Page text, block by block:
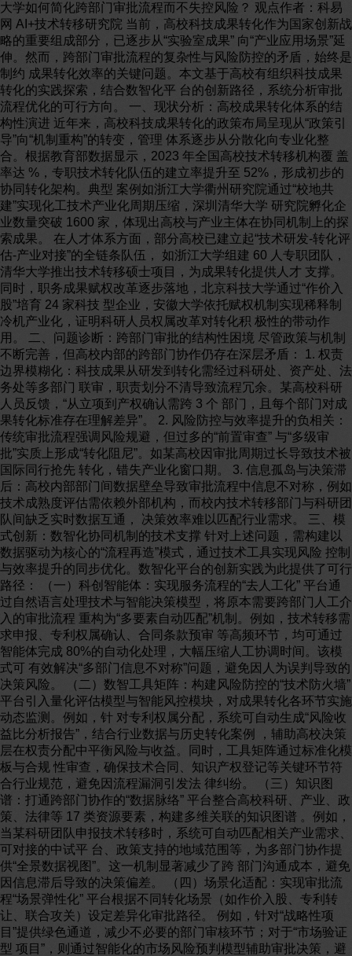
大学如何简化跨部门审批流程而不失控风险？ 观点作者：科易
网 AI+技术转移研究院 当前，高校科技成果转化作为国家创新战
略的重要组成部分，已逐步从“实验室成果” 向“产业应用场景”延
伸。然而，跨部门审批流程的复杂性与风险防控的矛盾，始终是
制约 成果转化效率的关键问题。本文基于高校有组织科技成果
转化的实践探索，结合数智化平 台的创新路径，系统分析审批
流程优化的可行方向。 一、现状分析：高校成果转化体系的结
构性演进 近年来，高校科技成果转化的政策布局呈现从“政策引
导”向“机制重构”的转变，管理 体系逐步从分散化向专业化整
合。根据教育部数据显示，2023 年全国高校技术转移机构覆 盖
率达 %，专职技术转化队伍的建立率提升至 52%，形成初步的
协同转化架构。典型 案例如浙江大学衢州研究院通过“校地共
建”实现化工技术产业化周期压缩，深圳清华大学 研究院孵化企
业数量突破 1600 家，体现出高校与产业主体在协同机制上的探
索成果。 在人才体系方面，部分高校已建立起“技术研发-转化评
估-产业对接”的全链条队伍， 如浙江大学组建 60 人专职团队，
清华大学推出技术转移硕士项目，为成果转化提供人才 支撑。
同时，职务成果赋权改革逐步落地，北京科技大学通过“作价入
股”培育 24 家科技 型企业，安徽大学依托赋权机制实现稀释制
冷机产业化，证明科研人员权属改革对转化积 极性的带动作
用。 二、问题诊断：跨部门审批的结构性困境 尽管政策与机制
不断完善，但高校内部的跨部门协作仍存在深层矛盾： 1. 权责
边界模糊化：科技成果从研发到转化需经过科研处、资产处、法
务处等多部门 联审，职责划分不清导致流程冗余。某高校科研
人员反馈，“从立项到产权确认需跨 3 个 部门，且每个部门对成
果转化标准存在理解差异”。 2. 风险防控与效率提升的负相关：
传统审批流程强调风险规避，但过多的“前置审查” 与“多级审
批”实质上形成“转化阻尼”。如某高校因审批周期过长导致技术被
国际同行抢先 转化，错失产业化窗口期。 3. 信息孤岛与决策滞
后：高校内部部门间数据壁垒导致审批流程中信息不对称，例如
技术成熟度评估需依赖外部机构，而校内技术转移部门与科研团
队间缺乏实时数据互通， 决策效率难以匹配行业需求。 三、模
式创新：数智化协同机制的技术支撑 针对上述问题，需构建以
数据驱动为核心的“流程再造”模式，通过技术工具实现风险 控制
与效率提升的同步优化。数智化平台的创新实践为此提供了可行
路径： （一）科创智能体：实现服务流程的“去人工化” 平台通
过自然语言处理技术与智能决策模型，将原本需要跨部门人工介
入的审批流程 重构为“多要素自动匹配”机制。例如，技术转移需
求申报、专利权属确认、合同条款预审 等高频环节，均可通过
智能体完成 80%的自动化处理，大幅压缩人工协调时间。该模
式可 有效解决“多部门信息不对称”问题，避免因人为误判导致的
决策风险。 （二）数智工具矩阵：构建风险防控的“技术防火墙”
平台引入量化评估模型与智能风控模块，对成果转化各环节实施
动态监测。例如，针 对专利权属分配，系统可自动生成“风险收
益比分析报告”，结合行业数据与历史转化案例 ，辅助高校决策
层在权责分配中平衡风险与收益。同时，工具矩阵通过标准化模
板与合规 性审查，确保技术合同、知识产权登记等关键环节符
合行业规范，避免因流程漏洞引发法 律纠纷。 （三）知识图
谱：打通跨部门协作的“数据脉络” 平台整合高校科研、产业、政
策、法律等 17 类资源要素，构建多维关联的知识图谱 。例如，
当某科研团队申报技术转移时，系统可自动匹配相关产业需求、
可对接的中试平 台、政策支持的地域范围等，为多部门协作提
供“全景数据视图”。这一机制显著减少了跨 部门沟通成本，避免
因信息滞后导致的决策偏差。 （四）场景化适配：实现审批流
程“场景弹性化” 平台根据不同转化场景（如作价入股、专利转
让、联合攻关）设定差异化审批路径。 例如，针对“战略性项
目”提供绿色通道，减少不必要的部门审核环节；对于“市场验证
型 项目”，则通过智能化的市场风险预判模型辅助审批决策，避